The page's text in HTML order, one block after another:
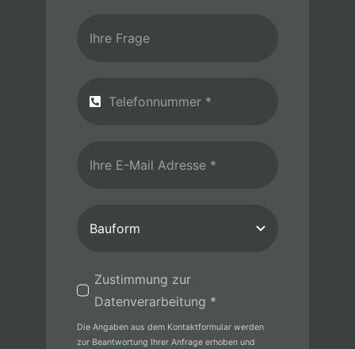
Zustimmung zur
Datenverarbeitung *
Die Angaben aus dem Kontaktformular werden
zur Beantwortung Ihrer Anfrage erhoben und